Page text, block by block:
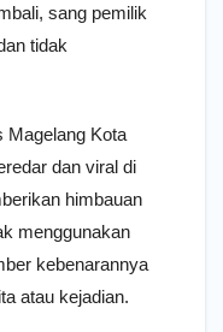
sang pemilik
tidak
Magelang Kota
dan viral di
himbauan
menggunakan
kebenarannya
atau kejadian.